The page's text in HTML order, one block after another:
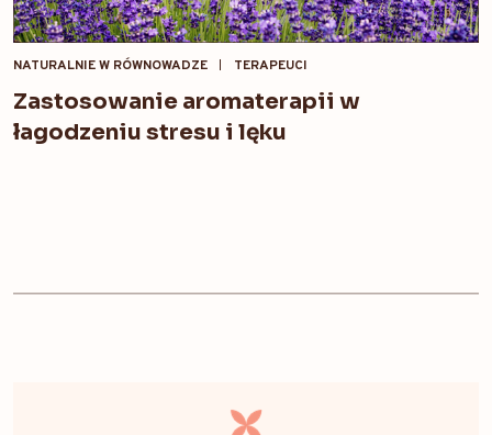
NATURALNIE W RÓWNOWADZE TERAPEUCI
Zastosowanie aromaterapii w
łagodzeniu stresu i lęku